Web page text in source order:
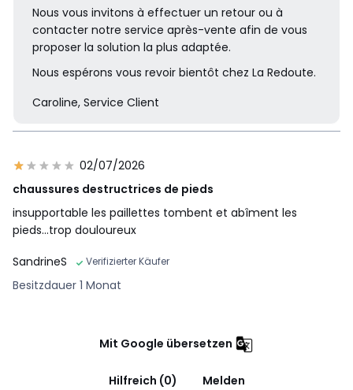
Nous vous invitons à effectuer un retour ou à
contacter notre service après-vente afin de vous
proposer la solution la plus adaptée.
Nous espérons vous revoir bientôt chez La Redoute.
Caroline, Service Client
02/07/2026
chaussures destructrices de pieds
insupportable les paillettes tombent et abîment les
pieds...trop douloureux
SandrineS
Verifizierter Käufer
Besitzdauer 1 Monat
Mit Google übersetzen
Hilfreich (0)
Melden